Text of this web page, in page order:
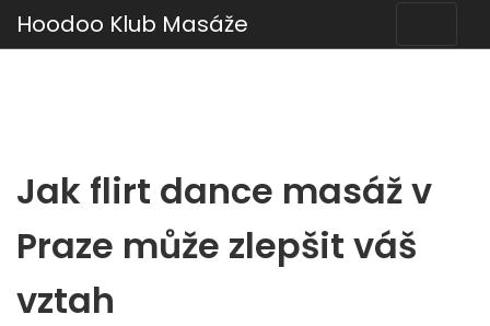
Hoodoo Klub Masáže
Jak flirt dance masáž v
Praze může zlepšit váš
vztah